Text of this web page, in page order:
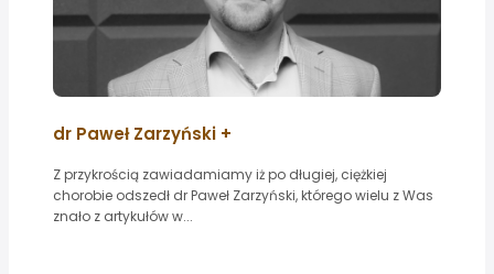
dr Paweł Zarzyński +
Z przykrością zawiadamiamy iż po długiej, ciężkiej
chorobie odszedł dr Paweł Zarzyński, którego wielu z Was
znało z artykułów w...